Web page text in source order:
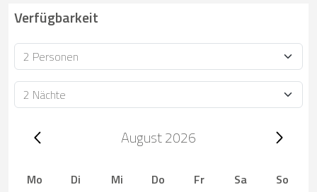
Verfügbarkeit
Personen
Dauer
Trip dates, August 2026August 2026
Mo Di Mi Do Fr Sa
So